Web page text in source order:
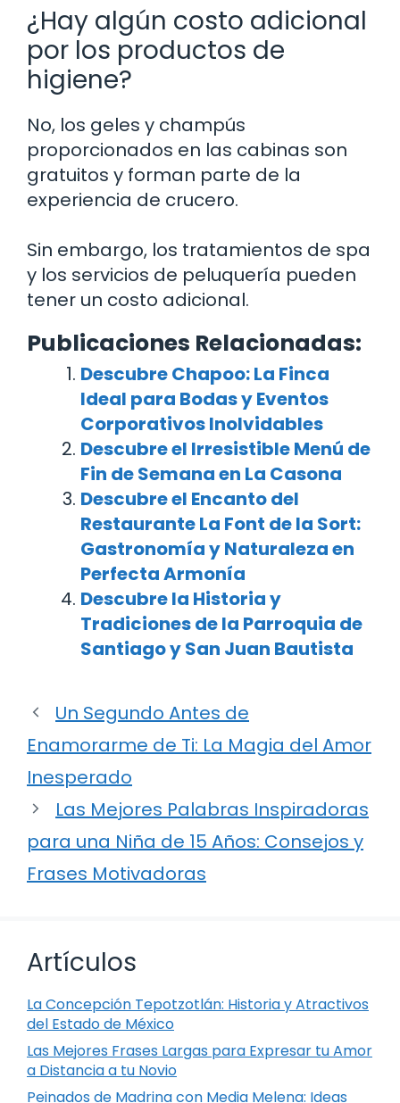
¿Hay algún costo adicional
por los productos de
higiene?
No, los geles y champús
proporcionados en las cabinas son
gratuitos y forman parte de la
experiencia de crucero.
Sin embargo, los tratamientos de spa
y los servicios de peluquería pueden
tener un costo adicional.
Publicaciones Relacionadas:
Descubre Chapoo: La Finca
Ideal para Bodas y Eventos
Corporativos Inolvidables
Descubre el Irresistible Menú de
Fin de Semana en La Casona
Descubre el Encanto del
Restaurante La Font de la Sort:
Gastronomía y Naturaleza en
Perfecta Armonía
Descubre la Historia y
Tradiciones de la Parroquia de
Santiago y San Juan Bautista
Un Segundo Antes de
Enamorarme de Ti: La Magia del Amor
Inesperado
Las Mejores Palabras Inspiradoras
para una Niña de 15 Años: Consejos y
Frases Motivadoras
Artículos
La Concepción Tepotzotlán: Historia y Atractivos
del Estado de México
Las Mejores Frases Largas para Expresar tu Amor
a Distancia a tu Novio
Peinados de Madrina con Media Melena: Ideas